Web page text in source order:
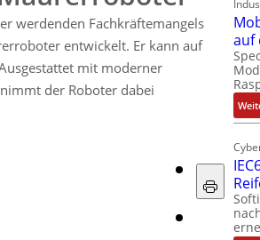
werdenden Fachkräftemangels
entwickelt. Er kann auf
mit moderner
der Roboter dabei
auf